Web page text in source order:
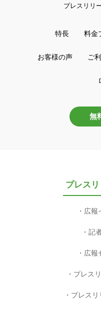
プレスリリ
特長 料金
お客様の声 ご
無
プレス
広報
記
広報
プレス
プレス